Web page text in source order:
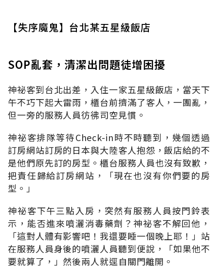
【失序魔鬼】台北某五星級飯店
SOP亂套，清潔出問題徒增困擾
神祕客到台北出差，入住一家五星級飯店，當天下
午不巧下起大雷雨，櫃台前擠滿了客人，一團亂，
但一旁的服務人員彷彿司空見慣。
神祕客排隊等待Check-in時不時聽到，幾個透過
訂房網站訂房的日本與大陸客人抱怨，飯店給的不
是他們原先訂的房型。櫃台服務人員也沒有致歉，
把責任歸給訂房網站，「現在也沒有你們要的房
型。」
神祕客下午三點入房，突然有服務人員按門鈴表
示，能否進來噴灑消毒藥劑？神祕客不解回他，
「這對人體有影響吧！我還要睡一個晚上耶！」站
在服務人員身後的噴灑人員聽到便說，「如果他不
要就算了，」然後兩人就逕自關門離開。